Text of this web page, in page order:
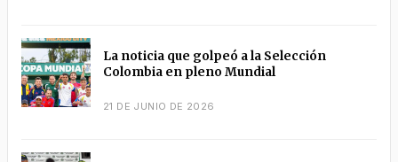
La noticia que golpeó a la Selección
Colombia en pleno Mundial
21 DE JUNIO DE 2026